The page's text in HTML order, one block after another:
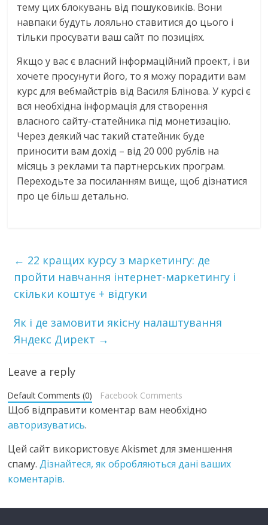
тему цих блокувань від пошуковиків. Вони
навпаки будуть лояльно ставитися до цього і
тільки просувати ваш сайт по позиціях.
Якщо у вас є власний інформаційний проект, і ви
хочете просунути його, то я можу порадити вам
курс для вебмайстрів від Василя Блінова. У курсі є
вся необхідна інформація для створення
власного сайту-статейника під монетизацію.
Через деякий час такий статейник буде
приносити вам дохід – від 20 000 рублів на
місяць з реклами та партнерських програм.
Переходьте за посиланням вище, щоб дізнатися
про це більш детально.
← 22 кращих курсу з маркетингу: де
пройти навчання інтернет-маркетингу і
скільки коштує + відгуки
Як і де замовити якісну налаштування
Яндекс Директ →
Leave a reply
Default Comments (0) Facebook Comments
Щоб відправити коментар вам необхідно
авторизуватись.
Цей сайт використовує Akismet для зменшення
спаму.Дізнайтеся, як обробляються дані ваших
коментарів.